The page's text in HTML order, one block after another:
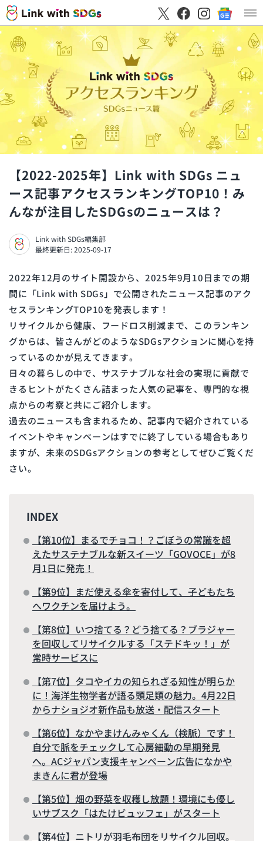
【2022-2025年】Link with SDGs ニュ
ース記事アクセスランキングTOP10！み
んなが注目したSDGsのニュースは？
Link with SDGs編集部
最終更新日: 2025-09-17
2022年12月のサイト開設から、2025年9月10日までの期
間に「Link with SDGs」で公開されたニュース記事のアク
セスランキングTOP10を発表します！
リサイクルから健康、フードロス削減まで、このランキン
グからは、皆さんがどのようなSDGsアクションに関心を持
っているのかが見えてきます。
日々の暮らしの中で、サステナブルな社会の実現に貢献で
きるヒントがたくさん詰まった人気の記事を、専門的な視
点からの考察と共にご紹介します。
過去のニュースも含まれるため、記事内で紹介されている
イベントやキャンペーンはすでに終了している場合もあり
ますが、未来のSDGsアクションの参考としてぜひご覧くだ
さい。
INDEX
【第10位】まるでチョコ！？ごぼうの常識を超
えたサステナブルな新スイーツ「GOVOCE」が8
月1日に発売！
【第9位】まだ使える傘を寄付して、子どもたち
へワクチンを届けよう。
【第8位】いつ捨てる？どう捨てる？ブラジャー
を回収してリサイクルする「ステドキッ！」が
常時サービスに
【第7位】タコやイカの知られざる知性が明らか
に！海洋生物学者が語る頭足類の魅力。4月22日
からナショジオ新作品も放送・配信スタート
【第6位】なかやまけんみゃくん（検脈）です！
自分で脈をチェックして心房細動の早期発見
へ。ACジャパン支援キャンペーン広告になかや
まきんに君が登場
【第5位】畑の野菜を収穫し放題！環境にも優し
いサブスク「はたけビュッフェ」がスタート
【第4位】ニトリが羽毛布団をリサイクル回収。